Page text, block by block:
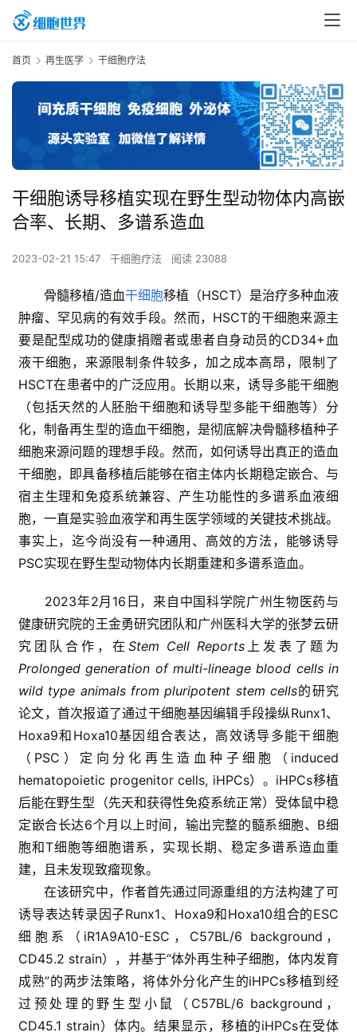
首页 再生医学 干细胞疗法
干细胞诱导移植实现在野生型动物体内高嵌
合率、长期、多谱系造血
2023-02-21 15:47 干细胞疗法 阅读 23088
骨髓移植/造血干细胞移植（HSCT）是治疗多种血液
肿瘤、罕见病的有效手段。然而，HSCT的干细胞来源主
要是配型成功的健康捐赠者或患者自身动员的CD34+血
液干细胞，来源限制条件较多，加之成本高昂，限制了
HSCT在患者中的广泛应用。长期以来，诱导多能干细胞
（包括天然的人胚胎干细胞和诱导型多能干细胞等）分
化，制备再生型的造血干细胞，是彻底解决骨髓移植种子
细胞来源问题的理想手段。然而，如何诱导出真正的造血
干细胞，即具备移植后能够在宿主体内长期稳定嵌合、与
宿主生理和免疫系统兼容、产生功能性的多谱系血液细
胞，一直是实验血液学和再生医学领域的关键技术挑战。
事实上，迄今尚没有一种通用、高效的方法，能够诱导
PSC实现在野生型动物体内长期重建和多谱系造血。
2023年2月16日，来自中国科学院广州生物医药与
健康研究院的王金勇研究团队和广州医科大学的张梦云研
究团队合作，在Stem Cell Reports上发表了题为
Prolonged generation of multi-lineage blood cells in
wild type animals from pluripotent stem cells的研究
论文，首次报道了通过干细胞基因编辑手段操纵Runx1、
Hoxa9和Hoxa10基因组合表达，高效诱导多能干细胞
（PSC）定向分化再生造血种子细胞（induced
hematopoietic progenitor cells, iHPCs）。iHPCs移植
后能在野生型（先天和获得性免疫系统正常）受体鼠中稳
定嵌合长达6个月以上时间，输出完整的髓系细胞、B细
胞和T细胞等细胞谱系，实现长期、稳定多谱系造血重
建，且未发现致瘤现象。
在该研究中，作者首先通过同源重组的方法构建了可
诱导表达转录因子Runx1、Hoxa9和Hoxa10组合的ESC
细胞系（iR1A9A10-ESC，C57BL/6 background，
CD45.2 strain），并基于“体外再生种子细胞，体内发育
成熟”的两步法策略，将体外分化产生的iHPCs移植到经
过预处理的野生型小鼠（C57BL/6 background，
CD45.1 strain）体内。结果显示，移植的iHPCs在受体